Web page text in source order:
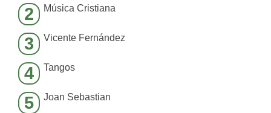
2 Música Cristiana
3 Vicente Fernández
4 Tangos
5 Joan Sebastian